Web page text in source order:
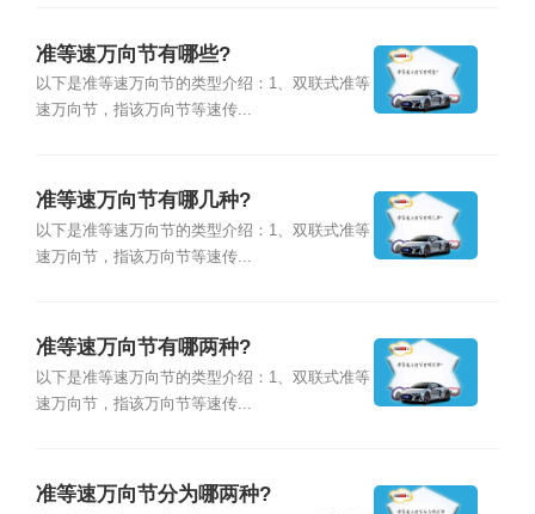
准等速万向节有哪些?
以下是准等速万向节的类型介绍：1、双联式准等
速万向节，指该万向节等速传...
准等速万向节有哪几种?
以下是准等速万向节的类型介绍：1、双联式准等
速万向节，指该万向节等速传...
准等速万向节有哪两种?
以下是准等速万向节的类型介绍：1、双联式准等
速万向节，指该万向节等速传...
准等速万向节分为哪两种?